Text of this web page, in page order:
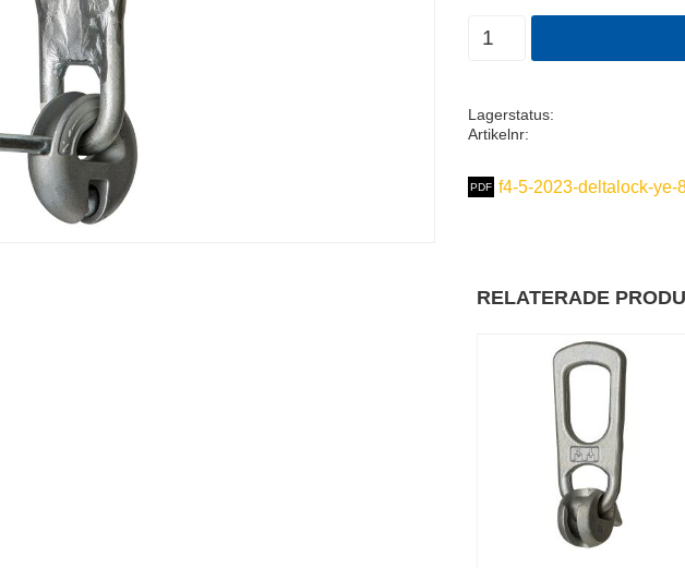
Lagerstatus
Artikelnr
f4-5-2023-deltalock-ye-
RELATERADE